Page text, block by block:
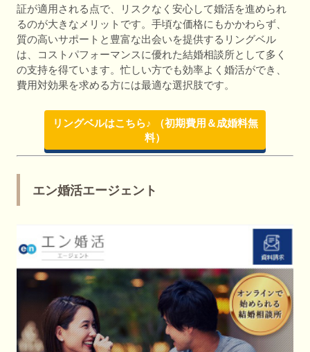
証が適用される点で、リスクなく安心して婚活を進められ
るのが大きなメリットです。手頃な価格にもかかわらず、
質の高いサポートと豊富な出会いを提供するリングベル
は、コストパフォーマンスに優れた結婚相談所として多く
の支持を得ています。忙しい方でも効率よく婚活ができ、
費用対効果を求める方には最適な選択肢です。
リングベルはこちら♪ （初期費用＆成婚料無
料）
エン婚活エージェント